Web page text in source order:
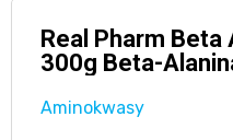
Real Pharm Beta
300g Beta-
Aminokwasy